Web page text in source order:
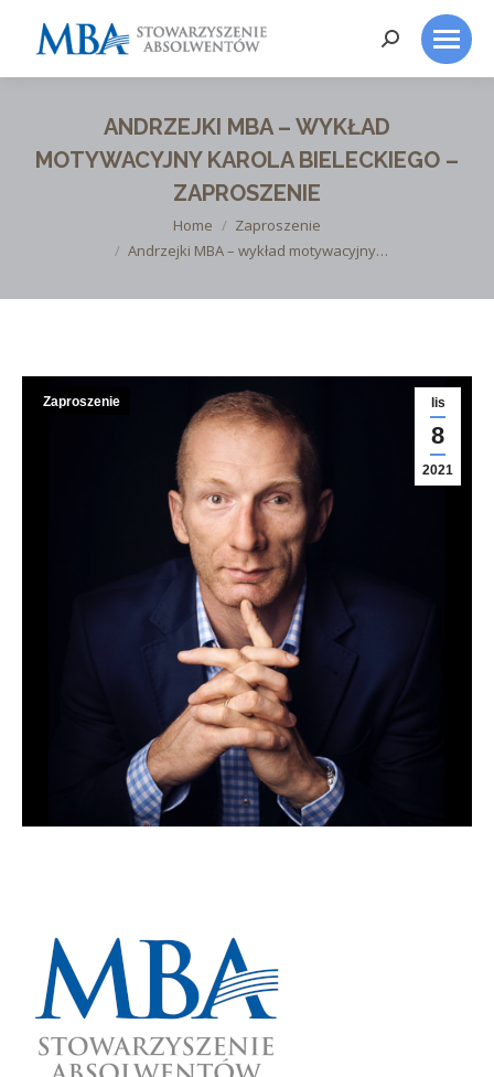
Search:
ANDRZEJKI MBA – WYKŁAD
MOTYWACYJNY KAROLA BIELECKIEGO –
ZAPROSZENIE
Home
Zaproszenie
Andrzejki MBA – wykład motywacyjny…
lis
8
2021
Zaproszenie